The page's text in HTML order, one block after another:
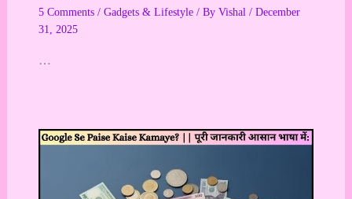
5 Comments / Gadgets & Lifestyle/ By Vishal / December
31, 2025
…